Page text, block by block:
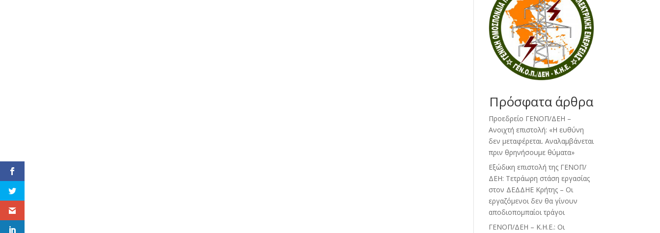
Πρόσφατα άρθρα
Προεδρείο ΓΕΝΟΠ/ΔΕΗ –
Ανοιχτή επιστολή: «Η ευθύνη
δεν μεταφέρεται. Αναλαμβάνεται
πριν θρηνήσουμε θύματα»
Εξώδικη επιστολή της ΓΕΝΟΠ/
ΔΕΗ: Τετράωρη στάση εργασίας
στον ΔΕΔΔΗΕ Κρήτης – Οι
εργαζόμενοι δεν θα γίνουν
αποδιοπομπαίοι τράγοι
ΓΕΝΟΠ/ΔΕΗ – Κ.Η.Ε.: Οι